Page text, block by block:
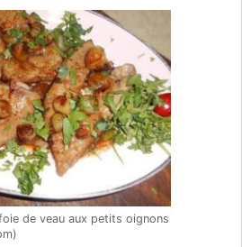
de veau aux petits oignons